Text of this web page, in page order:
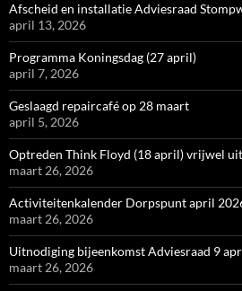
Afscheid en installatie Adviesraad
april 13, 2026
Programma Koningsdag (27 april)
april 7, 2026
Geslaagd repaircafé op 28 maart
april 5, 2026
Optreden Think Floyd (18 april) vrijwel
maart 26, 2026
Activiteitenkalender Dorpspunt april
maart 26, 2026
Uitnodiging bijeenkomst Adviesraad 9
maart 26, 2026